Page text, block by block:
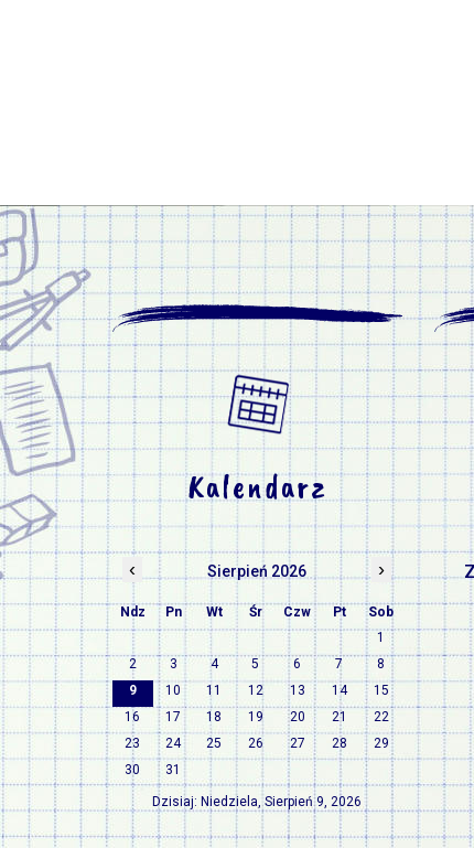
Kalendarz
‹ Sierpień 2026 ›
Ndz Pn Wt Śr Czw Pt
Sob
1
2
3 4 5 6 7
8
9
10 11 12 13 14
15
16
17 18 19 20 21
22
23
24 25 26 27 28
29
30
31
Dzisiaj: Niedziela, Sierpień 9, 2026